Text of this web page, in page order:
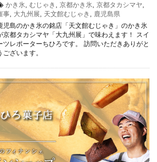
かき氷 むじゃき 京都かき氷 京都タカシマヤ
事 大九州展 天文館むじゃき
鹿児島県
児島のかき氷の銘店「天文館むじゃき」のかき氷
京都タカシマヤ「大九州展」で味わえます！ スイ
ツレポーターちひろです。 訪問いただきありがと
ございます。